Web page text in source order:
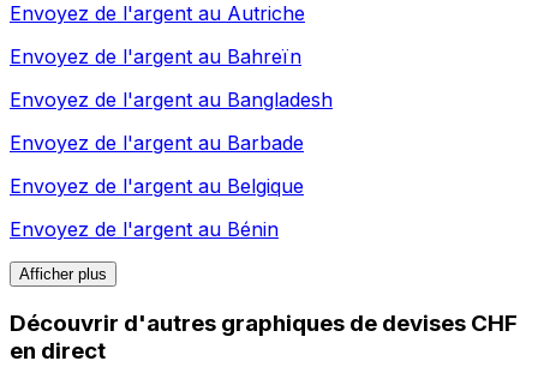
Envoyez de l'argent au Autriche
Envoyez de l'argent au Bahreïn
Envoyez de l'argent au Bangladesh
Envoyez de l'argent au Barbade
Envoyez de l'argent au Belgique
Envoyez de l'argent au Bénin
Afficher plus
Découvrir d'autres graphiques de devises CHF
en direct